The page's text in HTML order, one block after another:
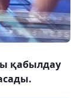
қабылдау